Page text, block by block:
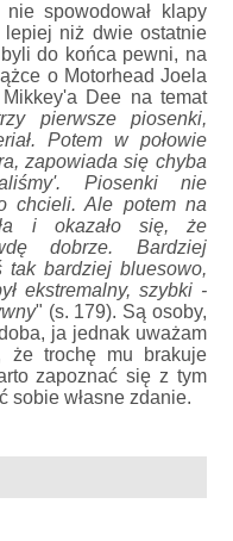
spowodował klapy
lepiej niż dwie ostatnie
do końca pewni, na
o Motorhead Joela
Dee na temat
pierwsze piosenki,
Potem w połowie
zapowiada się chyba
Piosenki nie
chcieli. Ale potem na
i okazało się, że
dobrze. Bardziej
tak bardziej bluesowo,
ekstremalny, szybki -
" (s. 179). Są osoby,
ja jednak uważam
że trochę mu brakuje
zapoznać się z tym
sobie własne zdanie.